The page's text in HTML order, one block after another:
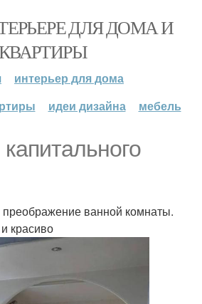
ДЛЯ ДОМА И
интерьер для дома
идеи дизайна мебель
преображение ванной комнаты.
красиво